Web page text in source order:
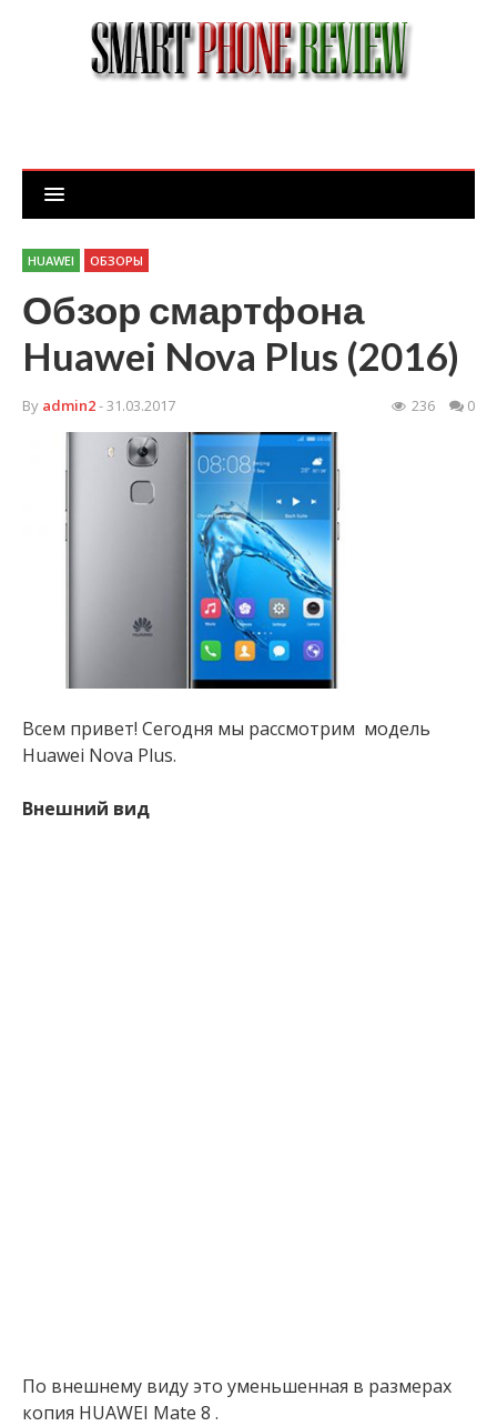
HUAWEI ОБЗОРЫ
Обзор смартфона
Huawei Nova Plus (2016)
By admin2- 31.03.2017 236 0
Всем привет! Сегодня мы рассмотрим модель
Huawei Nova Plus.
Внешний вид
По внешнему виду это уменьшенная в размерах
копия HUAWEI Mate 8 .